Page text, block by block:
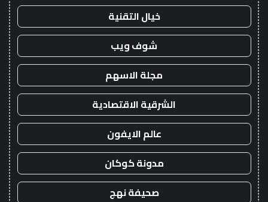
خيال التقنية
شوف ويب
مجلة الاسهم
الشرقية الاقتصادية
عالم الايفون
مدونة كوكان
صحيفة نهج